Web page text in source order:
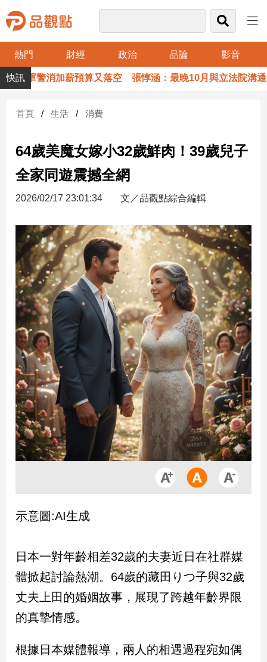
熱門 財經 政治 品論 影音
品
觀
財
台
財
新
產
經/
股
市
房
地
產
品
觀
點
政
治
政
治
觀
調
國
會
焦
觀
軍警消加薪預算又落空 張惇涵：最晚10月與立法院溝通
首頁 生活 消費
64歲美魔女嫁小32歲鮮肉！39歲兒子
全家同遊震撼全網
2026/02/17 23:01:34 文／品觀點綜合編輯
示意圖:AI生成
日本一對年齡相差32歲的夫妻近日在社群媒
體掀起討論熱潮。64歲的藏田りつ子與32歲
丈夫上田的婚姻故事，展現了跨越年齡界限
的真摯情感。
根據日本媒體報導，兩人的相遇過程宛如偶